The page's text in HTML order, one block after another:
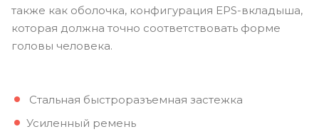
также как оболочка, конфигурация EPS-вкладыша,
которая должна точно соответствовать форме
головы человека.
Стальная быстроразъемная застежка
Усиленный ремень